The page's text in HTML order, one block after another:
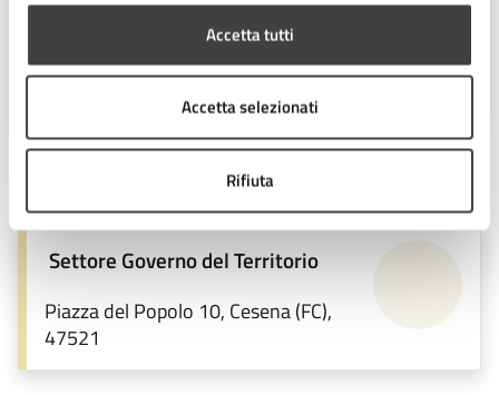
Accetta tutti
Accetta selezionati
Rifiuta
Telefono:0547 356525
0547 356524
E-mail:sportello.edilizia@comune.cesena.fc.it
Unità organizzativa responsabile
Settore Governo del Territorio
Piazza del Popolo 10, Cesena (FC),
47521